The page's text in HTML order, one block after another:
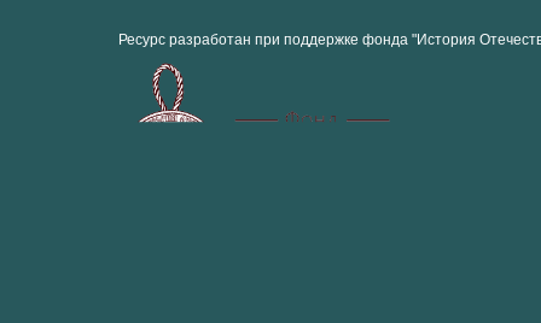
Ресурс разработан при поддержке фонда "История